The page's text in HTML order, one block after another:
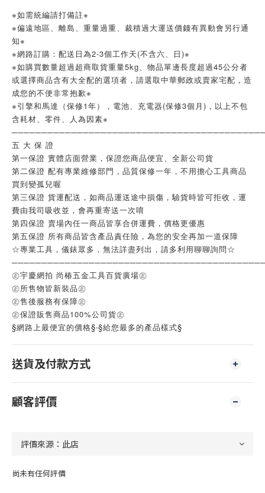
※如需統編請打備註※
※偏遠地區、離島、重量過重、裁積過大運送價錢有異動會另行通
知※
※網路訂購：配送日為2-3個工作天(不含六、日)※
※如購買數量超過超商取貨重量5kg、物品單邊長度超過45公分者
或選擇商品含有大全配的選項者，請選取中華郵政或賣家宅配，造
成您的不便非常抱歉※
※引擎和馬達（保修1年），電池、充電器(保修3個月)，以上不包
含耗材、零件、人為因素※
五 大 保 證
第一保證 實體店面營業，保證您商品便宜、全新公司貨
第二保證 配有專業維修部門，品質保修一年，不用擔心工具商品
買到變孤兒喔
第三保證 貨運配送，如商品運送途中損傷，驗貨時皆可拒收，運
費由我司吸收並，會再重寄送一次唷
第四保證 賣場內任一商品皆享合併運費，價格更優惠
第五保證 所有商品皆含產品責任險，為您的安全再加一道保障
☆專業工具，儀錶眾多，無法詳盡列出，請多利用聊聊詢問☆
㊣宇慶網拍 尚椿五金工具百貨廣場㊣
㊣所售物皆新裝品㊣
㊣售後服務有保障㊣
㊣保證販售商品100%公司貨㊣
§網路上最便宜的價格§‧§給您最多的產品樣式§
送貨及付款方式
顧客評價
尚未有任何評價